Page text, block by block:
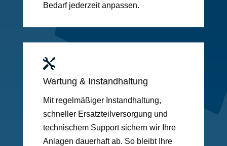
Bedarf jederzeit anpassen.

Wartung & Instandhaltung
Mit regelmäßiger Instandhaltung,
schneller Ersatzteilversorgung und
technischem Support sichern wir Ihre
Anlagen dauerhaft ab. So bleibt Ihre